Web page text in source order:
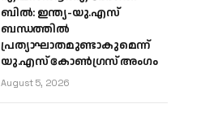
ബിൽ: ഇന്ത്യ-യു.എസ്
ബന്ധത്തിൽ
പ്രത്യാഘാതമുണ്ടാകുമെന്ന്
യു.എസ് കോൺഗ്രസ് അംഗം
August 5, 2026